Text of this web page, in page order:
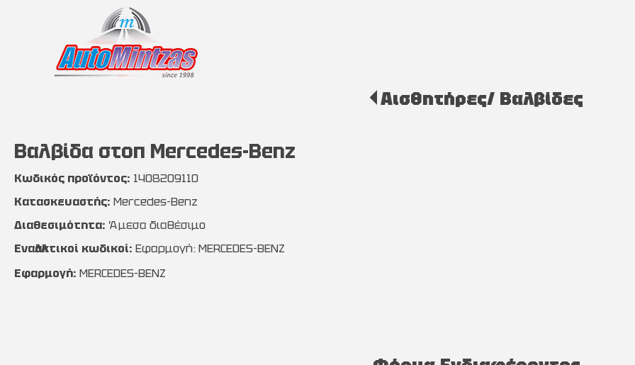
Αισθητήρες/ Βαλβίδες
Βαλβίδα στοπ Mercedes-Benz
Κωδικός προϊόντος: 1408209110
Κατασκευαστής: Mercedes-Benz
Διαθεσιμότητα: Άμεσα διαθέσιμο
Εναλλακτικοί κωδικοί: Εφαρμογή: MERCEDES-BENZ
Εφαρμογή: MERCEDES-BENZ